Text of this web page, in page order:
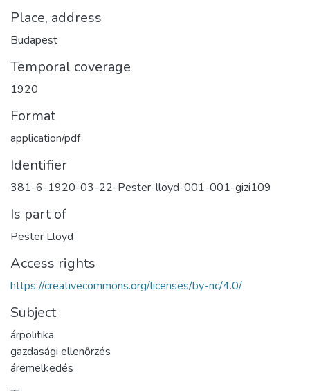
Place, address
Budapest
Temporal coverage
1920
Format
application/pdf
Identifier
381-6-1920-03-22-Pester-lloyd-001-001-gizi109
Is part of
Pester Lloyd
Access rights
https://creativecommons.org/licenses/by-nc/4.0/
Subject
árpolitika
gazdasági ellenőrzés
áremelkedés